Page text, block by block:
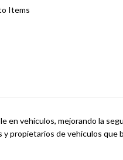
Items
en vehículos, mejorando la
propietarios de vehículos que